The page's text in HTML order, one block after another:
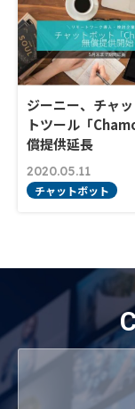
ジーニー、チャ
トツール「
償提供延長
2020.05.11
チャットボット